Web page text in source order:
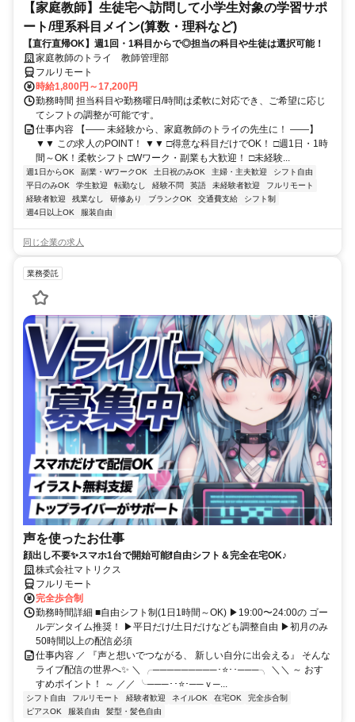
【家庭教師】生徒宅へ訪問して小学生対象の学習サポ
ート/理系科目メイン(算数・理科など)
【直行直帰OK】週1回・1科目からで◎担当の科目や生徒は選択可能！
家庭教師のトライ 教師管理部
フルリモート
時給1,800円～17,200円
勤務時間 担当科目や勤務曜日/時間は柔軟に対応でき、ご希望に応じ
てシフトの調整が可能です。
仕事内容 【―― 未経験から、家庭教師のトライの先生に！ ――】
▼▼ この求人のPOINT！ ▼▼ □得意な科目だけでOK！ □週1日・1時
間～OK！柔軟シフト □Wワーク・副業も大歓迎！ □未経験...
週1日からOK 副業・WワークOK 土日祝のみOK 主婦・主夫歓迎
シフト自由
平日のみOK
学生歓迎 転勤なし 経験不問 英語 未経験者歓迎
フルリモート
経験者歓迎
残業なし 研修あり ブランクOK 交通費支給
シフト制
週4日以上OK
服装自由
同じ企業の求人
業務委託
声を使ったお仕事
顔出し不要✨スマホ1台で開始可能❗自由シフト＆完全在宅OK♪
株式会社マトリクス
フルリモート
完全歩合制
勤務時間詳細 ■自由シフト制(1日1時間～OK) ▶19:00〜24:00の ゴー
ルデンタイム推奨！ ▶平日だけ/土日だけなども調整自由 ▶初月のみ
50時間以上の配信必須
仕事内容 ／ 『声と想いでつながる、 新しい自分に出会える』 そんな
ライブ配信の世界へ✨ ＼ ╭─────────･⭐･･───╮ ＼＼ ～ おす
すめポイント！ ～ ／／ ╰───･･⭐･──ｖ─...
シフト自由 フルリモート 経験者歓迎 ネイルOK 在宅OK
完全歩合制
ピアスOK
服装自由 髪型・髪色自由